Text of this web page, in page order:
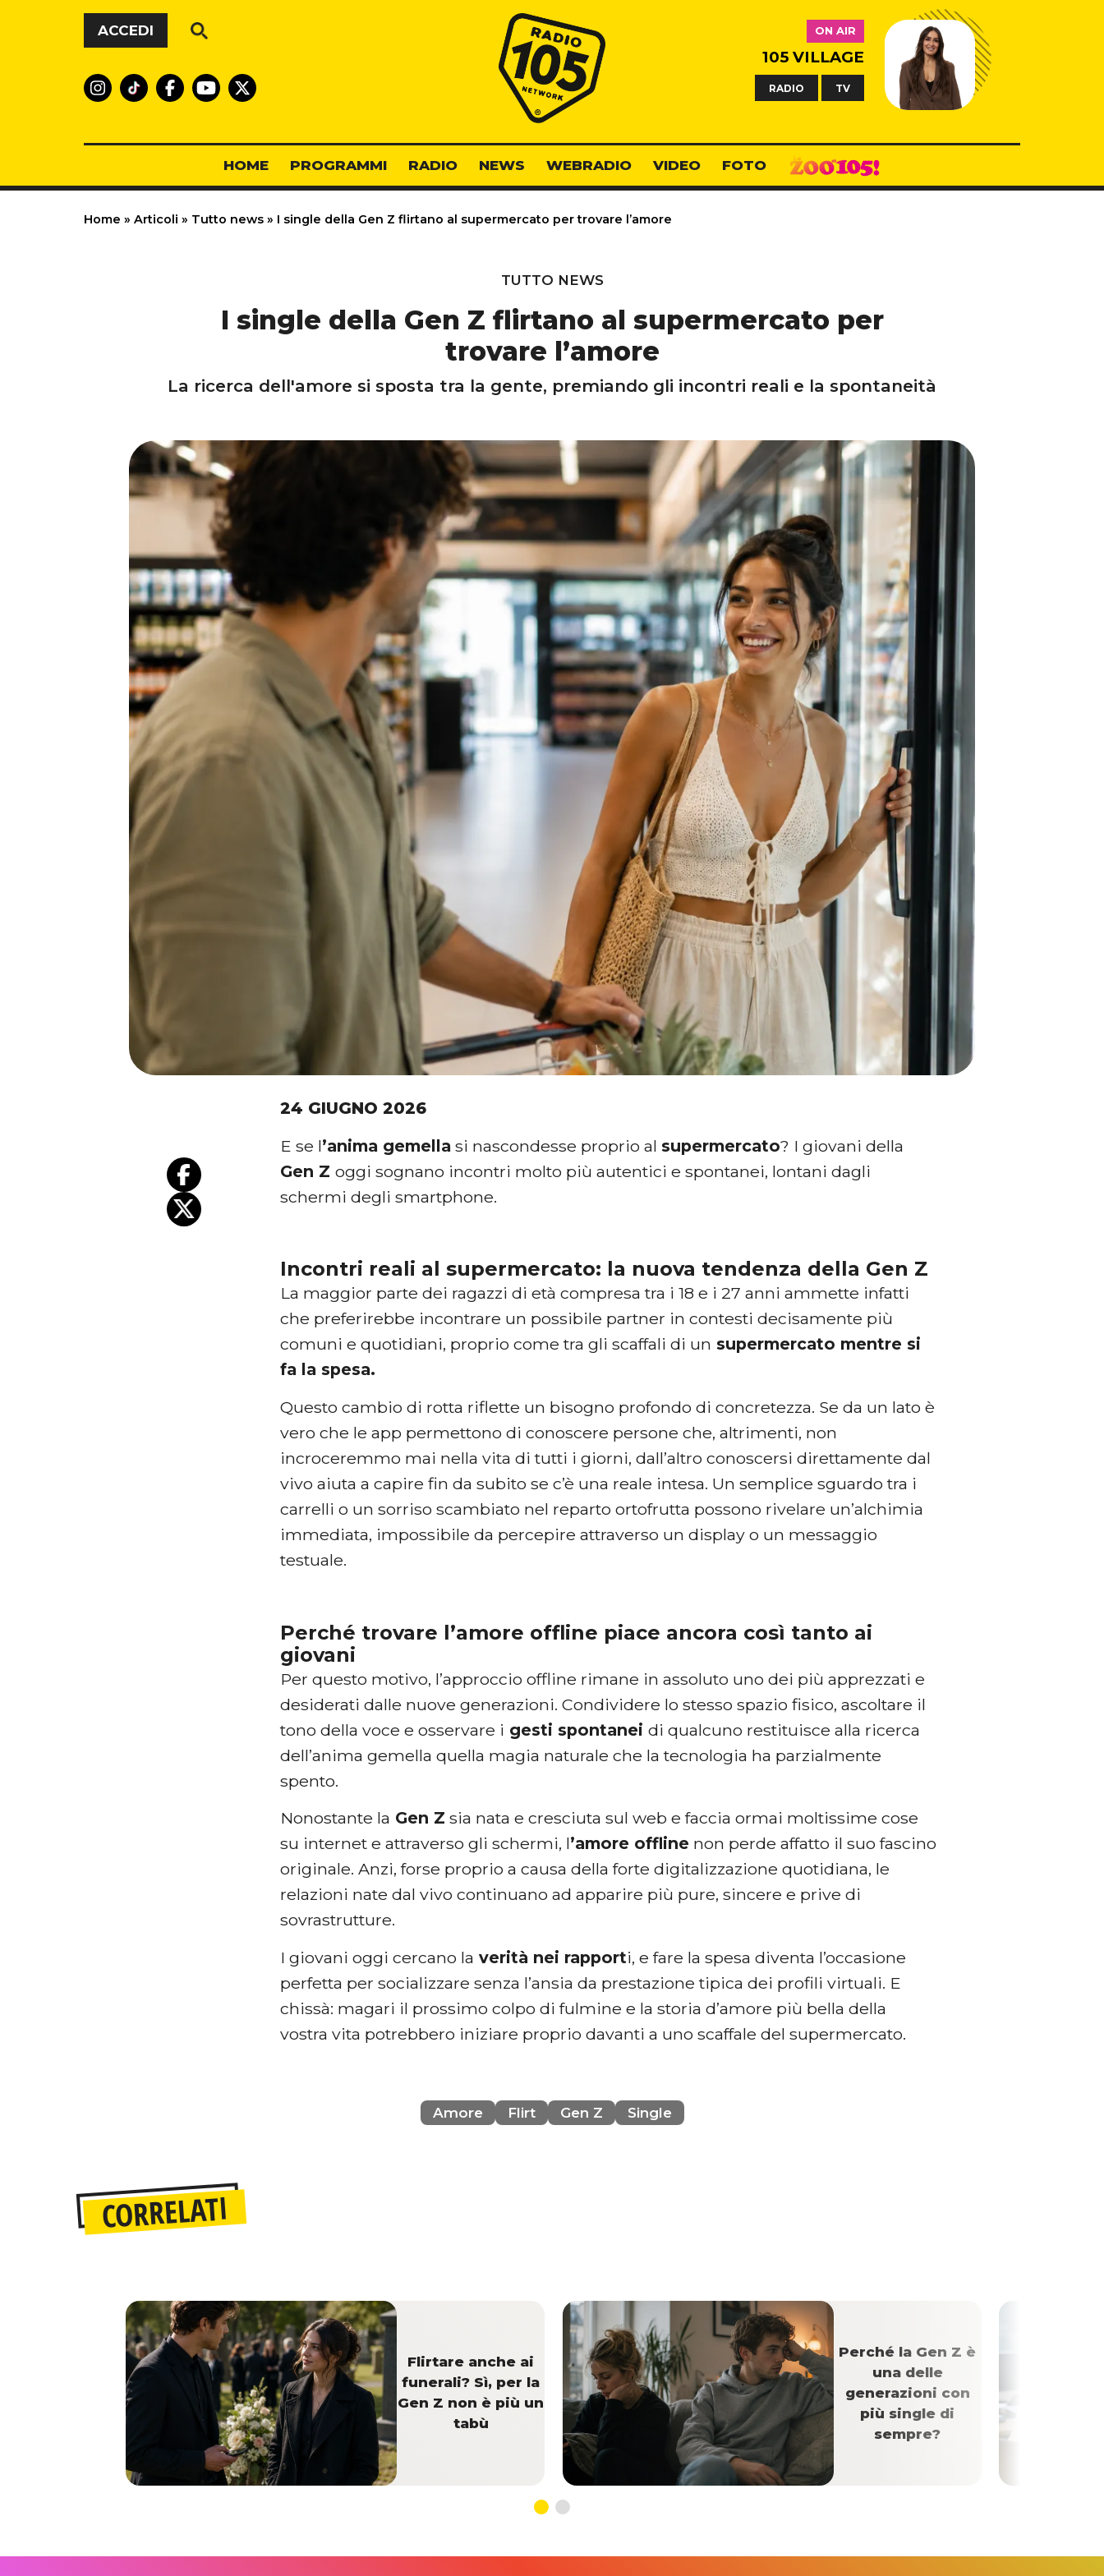
Vai al contenuto
ACCEDI
Radio 105
ON AIR
105 VILLAGE
RADIO TV
HOME PROGRAMMI RADIO NEWS WEBRADIO VIDEO FOTO
Home » Articoli » Tutto news » I single della Gen Z flirtano al supermercato per trovare l’amore
TUTTO NEWS
I single della Gen Z flirtano al supermercato per
trovare l’amore
La ricerca dell'amore si sposta tra la gente, premiando gli incontri reali e la spontaneità
24 GIUGNO 2026
E se l’anima gemella si nascondesse proprio al supermercato? I giovani della
Gen Zoggi sognano incontri molto più autentici e spontanei, lontani dagli
schermi degli smartphone.
Incontri reali al supermercato: la nuova tendenza della Gen Z
La maggior parte dei ragazzi di età compresa tra i 18 e i 27 anni ammette infatti
che preferirebbe incontrare un possibile partner in contesti decisamente più
comuni e quotidiani, proprio come tra gli scaffali di un supermercato mentre si
fa la spesa.
Questo cambio di rotta riflette un bisogno profondo di concretezza. Se da un lato è
vero che le app permettono di conoscere persone che, altrimenti, non
incroceremmo mai nella vita di tutti i giorni, dall’altro conoscersi direttamente dal
vivo aiuta a capire fin da subito se c’è una reale intesa. Un semplice sguardo tra i
carrelli o un sorriso scambiato nel reparto ortofrutta possono rivelare un’alchimia
immediata, impossibile da percepire attraverso un display o un messaggio
testuale.
Perché trovare l’amore offline piace ancora così tanto ai
giovani
Per questo motivo, l’approccio offline rimane in assoluto uno dei più apprezzati e
desiderati dalle nuove generazioni. Condividere lo stesso spazio fisico, ascoltare il
tono della voce e osservare i gesti spontaneidi qualcuno restituisce alla ricerca
dell’anima gemella quella magia naturale che la tecnologia ha parzialmente
spento.
Nonostante la Gen Z sia nata e cresciuta sul web e faccia ormai moltissime cose
su internet e attraverso gli schermi, l’amore offline non perde affatto il suo fascino
originale. Anzi, forse proprio a causa della forte digitalizzazione quotidiana, le
relazioni nate dal vivo continuano ad apparire più pure, sincere e prive di
sovrastrutture.
I giovani oggi cercano la verità nei rapporti, e fare la spesa diventa l’occasione
perfetta per socializzare senza l’ansia da prestazione tipica dei profili virtuali. E
chissà: magari il prossimo colpo di fulmine e la storia d’amore più bella della
vostra vita potrebbero iniziare proprio davanti a uno scaffale del supermercato.
Amore Flirt Gen Z Single
CORRELATI
Flirtare anche ai
funerali? Sì, per la
Gen Z non è più un
tabù
Perché la Gen Z è
una delle
generazioni con
più single di
sempre?